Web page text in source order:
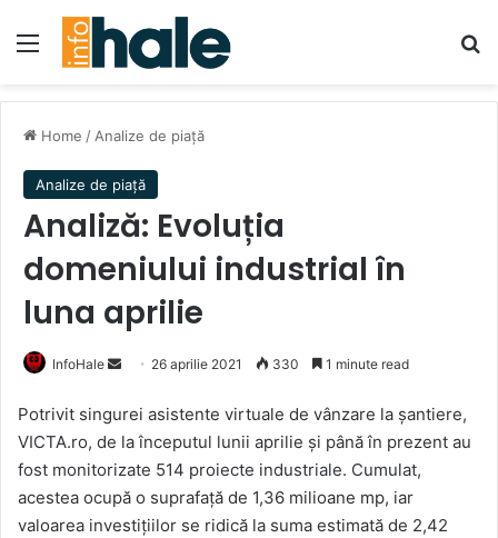
Menu
Home / Analize de piață
Analize de piață
Analiză: Evoluția
domeniului industrial în
luna aprilie
InfoHale
Send
email
26 aprilie 2021 330 1 minute read
Potrivit singurei asistente virtuale de vânzare la șantiere,
VICTA.ro, de la începutul lunii aprilie și până în prezent au
fost monitorizate 514 proiecte industriale. Cumulat,
acestea ocupă o suprafață de 1,36 milioane mp, iar
valoarea investițiilor se ridică la suma estimată de 2,42